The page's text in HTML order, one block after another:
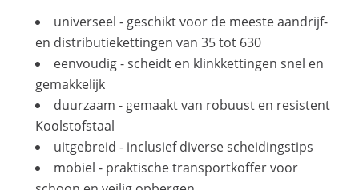
universeel - geschikt voor de meeste aandrijf-
en distributiekettingen van 35 tot 630
eenvoudig - scheidt en klinkkettingen snel en
gemakkelijk
duurzaam - gemaakt van robuust en resistent
Koolstofstaal
uitgebreid - inclusief diverse scheidingstips
mobiel - praktische transportkoffer voor